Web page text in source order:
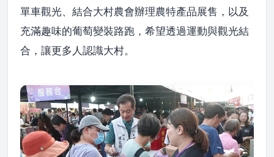
單車觀光、結合大村農會辦理農特產品展售，以及
充滿趣味的葡萄變裝路跑，希望透過運動與觀光結
合，讓更多人認識大村。